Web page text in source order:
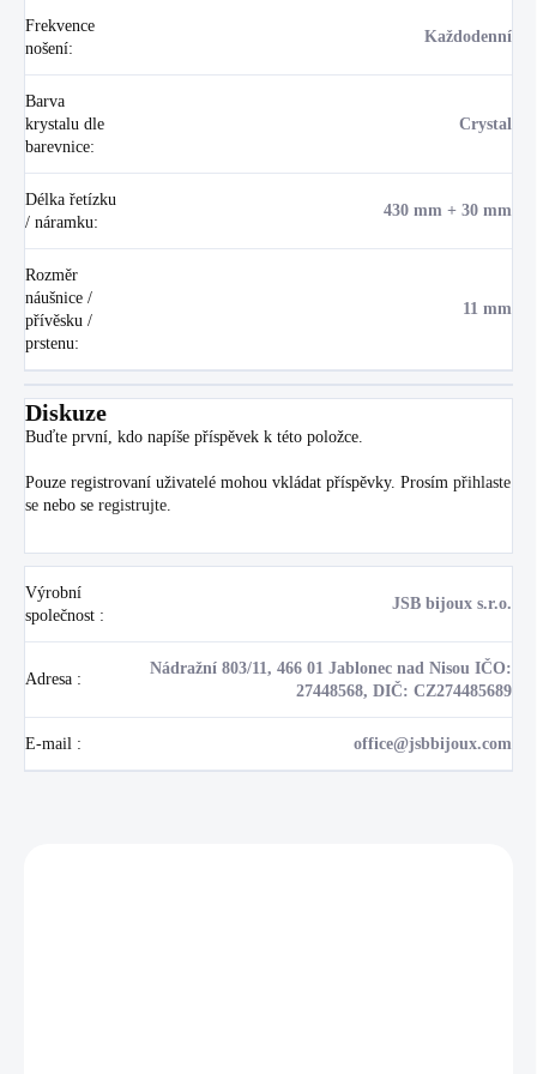
Frekvence
nošení:
Každodenní
Barva
krystalu dle
barevnice:
Crystal
Délka řetízku
/ náramku:
430 mm + 30 mm
Rozměr
náušnice /
přívěsku /
prstenu:
11 mm
Diskuze
Buďte první, kdo napíše příspěvek k této položce.
Pouze registrovaní uživatelé mohou vkládat příspěvky. Prosím přihlaste
se nebo se registrujte
Výrobní
společnost :
JSB bijoux s.r.o.
Adresa :
Nádražní 803/11, 466 01 Jablonec nad Nisou IČO:
27448568, DIČ: CZ274485689
E-mail : office@jsbbijoux.com